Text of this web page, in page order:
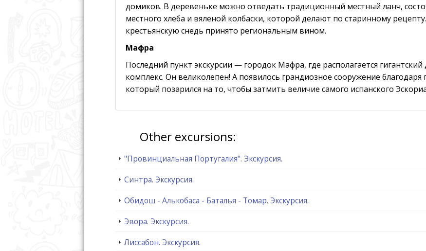
домиков. В деревеньке можно отведать традиционный местный ланч,
местного хлеба и вяленой колбаски, которой делают по старинному
крестьянскую снедь принято региональным вином.
Мафра
Последний пункт экскурсии — городок Мафра, где располагается
комплекс. Он великолепен! А появилось грандиозное сооружение благодаря
который позарился на то, чтобы затмить величие самого испанского
Other excursions:
"Провинциальная Португалия". Экскурсия.
Синтра. Экскурсия.
Обидош - Алькобаса - Баталья - Томар. Экскурсия.
Эвора. Экскурсия.
Лиссабон. Экскурсия.